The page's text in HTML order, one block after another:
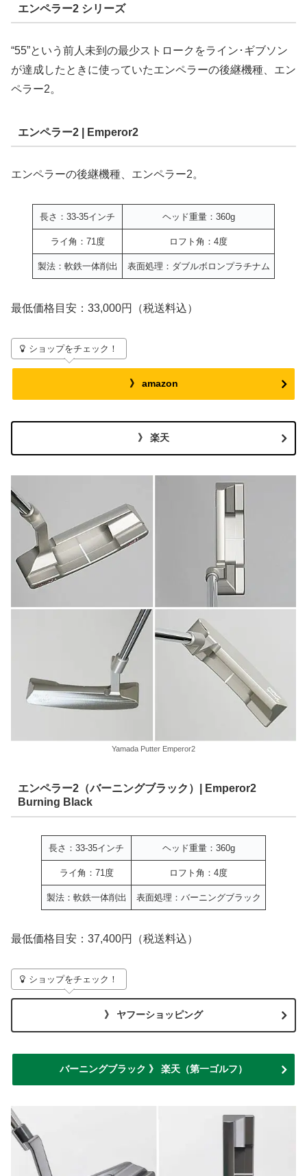
エンペラー2 シリーズ
“55”という前人未到の最少ストロークをライン･ギブソン
が達成したときに使っていたエンペラーの後継機種、エン
ペラー2。
エンペラー2 | Emperor2
エンペラーの後継機種、エンペラー2。
長さ：33-35インチ ヘッド重量：360g
ライ角：71度 ロフト角：4度
製法：軟鉄一体削出 表面処理：ダブルボロンプラチナム
最低価格目安：33,000円（税送料込）
ショップをチェック！
》 amazon
》 楽天
Yamada Putter Emperor2
エンペラー2（バーニングブラック）| Emperor2
Burning Black
長さ：33-35インチ ヘッド重量：360g
ライ角：71度 ロフト角：4度
製法：軟鉄一体削出 表面処理：バーニングブラック
最低価格目安：37,400円（税送料込）
ショップをチェック！
》 ヤフーショッピング
バーニングブラック 》 楽天（第一ゴルフ）